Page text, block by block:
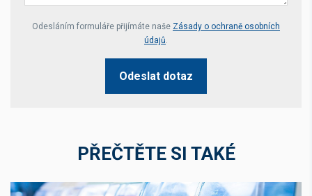
Your website *
Odesláním formuláře přijímáte naše Zásady o ochraně osobních
údajů.
Odeslat dotaz
PŘEČTĚTE SI TAKÉ